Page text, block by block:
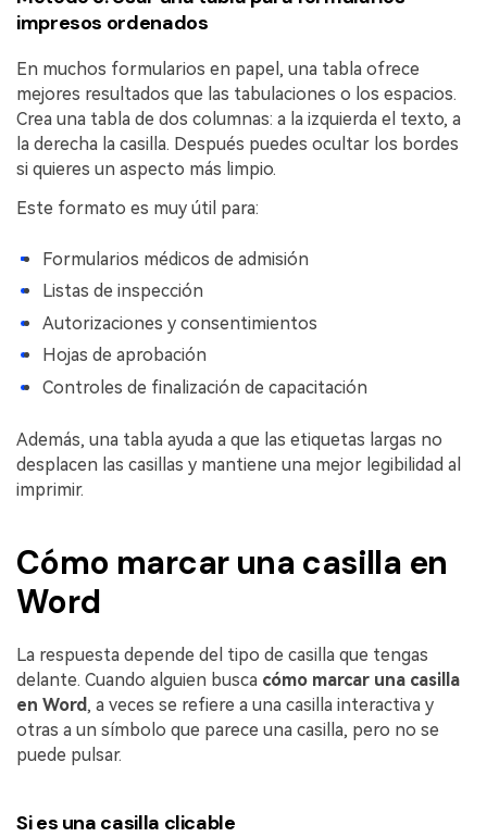
impresos ordenados
En muchos formularios en papel, una tabla ofrece
mejores resultados que las tabulaciones o los espacios.
Crea una tabla de dos columnas: a la izquierda el texto, a
la derecha la casilla. Después puedes ocultar los bordes
si quieres un aspecto más limpio.
Este formato es muy útil para:
Formularios médicos de admisión
Listas de inspección
Autorizaciones y consentimientos
Hojas de aprobación
Controles de finalización de capacitación
Además, una tabla ayuda a que las etiquetas largas no
desplacen las casillas y mantiene una mejor legibilidad al
imprimir.
Cómo marcar una casilla en
Word
La respuesta depende del tipo de casilla que tengas
delante. Cuando alguien busca cómo marcar una casilla
en Word, a veces se refiere a una casilla interactiva y
otras a un símbolo que parece una casilla, pero no se
puede pulsar.
Si es una casilla clicable